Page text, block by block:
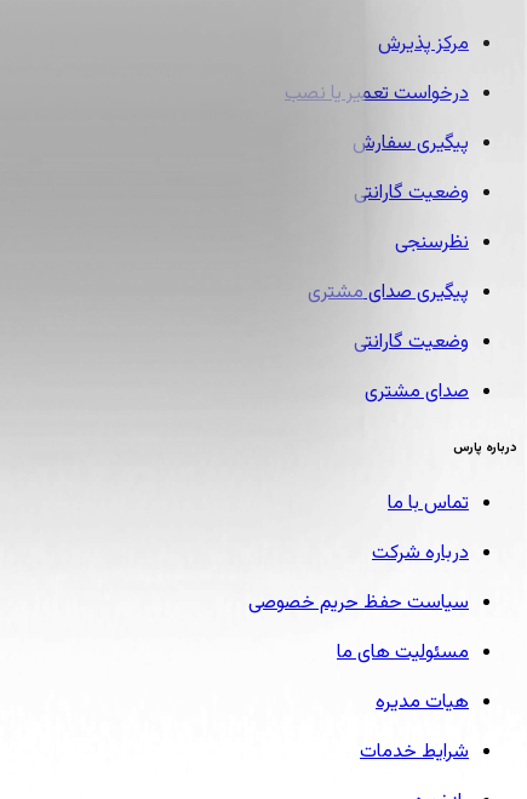
مرکز پذیرش
درخواست تعمیر یا نصب
پیگیری سفارش
وضعیت گارانتی
نظرسنجی
پیگیری صدای مشتری
وضعیت گارانتی
صدای مشتری
درباره پارس
تماس با ما
درباره شرکت
سیاست حفظ حریم خصوصی
مسئولیت های ما
هیات مدیره
شرایط خدمات